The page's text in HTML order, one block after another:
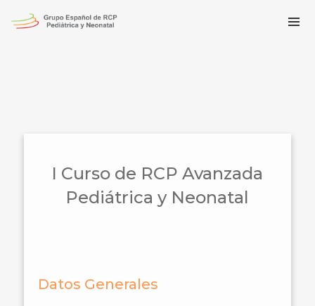
I Curso de RCP Avanzada
Pediátrica y Neonatal
Datos Generales